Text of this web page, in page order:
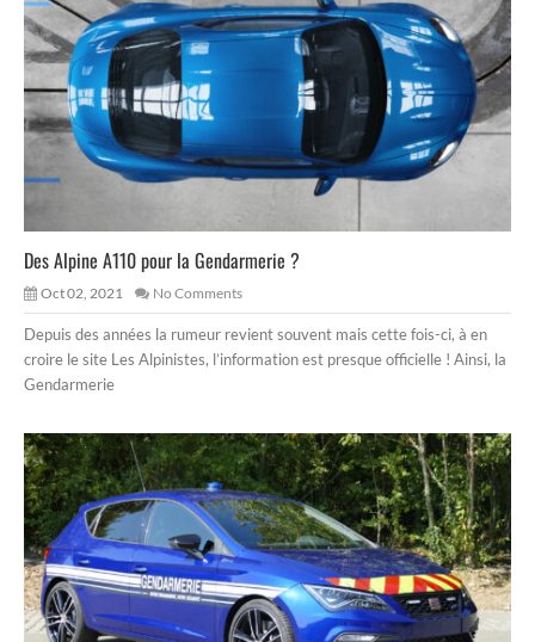
Des Alpine A110 pour la Gendarmerie ?
Oct 02, 2021 No Comments
Depuis des années la rumeur revient souvent mais cette fois-ci, à en
croire le site Les Alpinistes, l’information est presque officielle ! Ainsi, la
Gendarmerie